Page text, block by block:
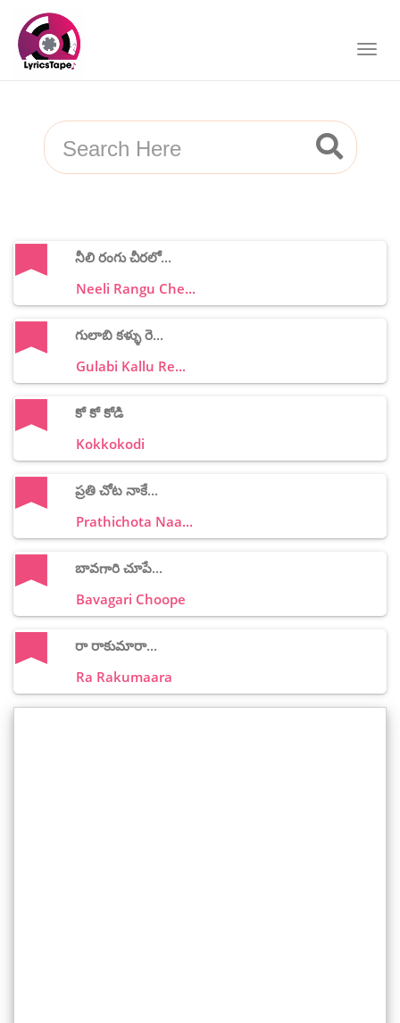
నీలి రంగు చీరలో...
Neeli Rangu Che...
గులాబి కళ్ళు రె...
Gulabi Kallu Re...
కో కో కోడి
Kokkokodi
ప్రతి చోట నాకే...
Prathichota Naa...
బావగారి చూపే...
Bavagari Choope
రా రాకుమారా...
Ra Rakumaara